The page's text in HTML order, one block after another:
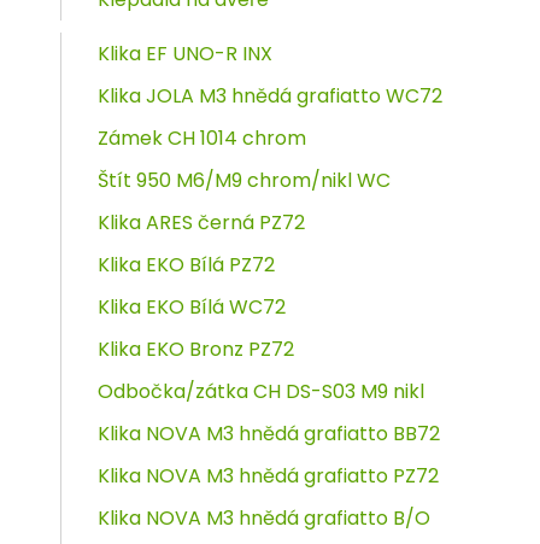
Klika EF UNO-R INX
Klika JOLA M3 hnědá grafiatto WC72
Zámek CH 1014 chrom
Štít 950 M6/M9 chrom/nikl WC
Klika ARES černá PZ72
Klika EKO Bílá PZ72
Klika EKO Bílá WC72
Klika EKO Bronz PZ72
Odbočka/zátka CH DS-S03 M9 nikl
Klika NOVA M3 hnědá grafiatto BB72
Klika NOVA M3 hnědá grafiatto PZ72
Klika NOVA M3 hnědá grafiatto B/O